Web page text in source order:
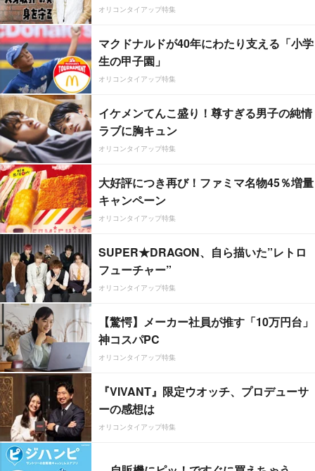
オリコンタイアップ特集
マクドナルドが40年にわたり支える「小学
生の甲子園」
オリコンタイアップ特集
イケメンてんこ盛り！尊すぎる男子の純情
ラブに胸キュン
オリコンタイアップ特集
大好評につき再び！ファミマ名物45％増量
キャンペーン
オリコンタイアップ特集
SUPER★DRAGON、自ら描いた”レトロ
フューチャー”
オリコンタイアップ特集
【驚愕】メーカー社員が推す「10万円台」
神コスパPC
オリコンタイアップ特集
『VIVANT』限定ウオッチ、プロデューサ
ーの感想は
オリコンタイアップ特集